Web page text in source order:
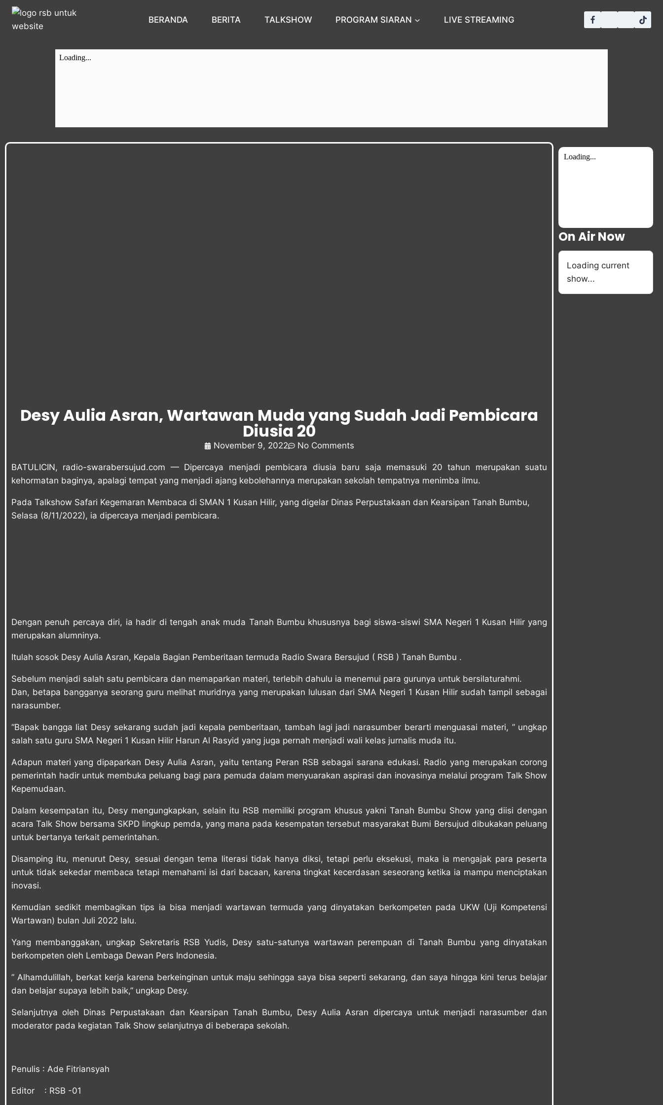
BERANDA BERITA TALKSHOW PROGRAM SIARAN LIVE STREAMING
Desy Aulia Asran, Wartawan Muda yang Sudah Jadi Pembicara
Diusia 20
November 9, 2022 No Comments
BATULICIN, radio-swarabersujud.com — Dipercaya menjadi pembicara diusia baru saja memasuki 20 tahun merupakan suatu
kehormatan baginya, apalagi tempat yang menjadi ajang kebolehannya merupakan sekolah tempatnya menimba ilmu.
Pada Talkshow Safari Kegemaran Membaca di SMAN 1 Kusan Hilir, yang digelar Dinas Perpustakaan dan Kearsipan Tanah Bumbu,
Selasa (8/11/2022), ia dipercaya menjadi pembicara.
Dengan penuh percaya diri, ia hadir di tengah anak muda Tanah Bumbu khususnya bagi siswa-siswi SMA Negeri 1 Kusan Hilir yang
merupakan alumninya.
Itulah sosok Desy Aulia Asran, Kepala Bagian Pemberitaan termuda Radio Swara Bersujud ( RSB ) Tanah Bumbu .
Sebelum menjadi salah satu pembicara dan memaparkan materi, terlebih dahulu ia menemui para gurunya untuk bersilaturahmi.
Dan, betapa bangganya seorang guru melihat muridnya yang merupakan lulusan dari SMA Negeri 1 Kusan Hilir sudah tampil sebagai
narasumber.
“Bapak bangga liat Desy sekarang sudah jadi kepala pemberitaan, tambah lagi jadi narasumber berarti menguasai materi, ” ungkap
salah satu guru SMA Negeri 1 Kusan Hilir Harun Al Rasyid yang juga pernah menjadi wali kelas jurnalis muda itu.
Adapun materi yang dipaparkan Desy Aulia Asran, yaitu tentang Peran RSB sebagai sarana edukasi. Radio yang merupakan corong
pemerintah hadir untuk membuka peluang bagi para pemuda dalam menyuarakan aspirasi dan inovasinya melalui program Talk Show
Kepemudaan.
Dalam kesempatan itu, Desy mengungkapkan, selain itu RSB memiliki program khusus yakni Tanah Bumbu Show yang diisi dengan
acara Talk Show bersama SKPD lingkup pemda, yang mana pada kesempatan tersebut masyarakat Bumi Bersujud dibukakan peluang
untuk bertanya terkait pemerintahan.
Disamping itu, menurut Desy, sesuai dengan tema literasi tidak hanya diksi, tetapi perlu eksekusi, maka ia mengajak para peserta
untuk tidak sekedar membaca tetapi memahami isi dari bacaan, karena tingkat kecerdasan seseorang ketika ia mampu menciptakan
inovasi.
Kemudian sedikit membagikan tips ia bisa menjadi wartawan termuda yang dinyatakan berkompeten pada UKW (Uji Kompetensi
Wartawan) bulan Juli 2022 lalu.
Yang membanggakan, ungkap Sekretaris RSB Yudis, Desy satu-satunya wartawan perempuan di Tanah Bumbu yang dinyatakan
berkompeten oleh Lembaga Dewan Pers Indonesia.
” Alhamdulillah, berkat kerja karena berkeinginan untuk maju sehingga saya bisa seperti sekarang, dan saya hingga kini terus belajar
dan belajar supaya lebih baik,” ungkap Desy.
Selanjutnya oleh Dinas Perpustakaan dan Kearsipan Tanah Bumbu, Desy Aulia Asran dipercaya untuk menjadi narasumber dan
moderator pada kegiatan Talk Show selanjutnya di beberapa sekolah.
Penulis : Ade Fitriansyah
Editor : RSB -01
On Air Now
Loading current
show...